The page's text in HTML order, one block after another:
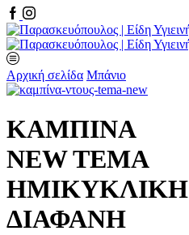
Facebook
Instagram
Αρχική σελίδα Μπάνιο
ΚΑΜΠΙΝΑ
NEW TEMA
ΗΜΙΚΥΚΛΙΚΗ
ΔΙΑΦΑΝΗ